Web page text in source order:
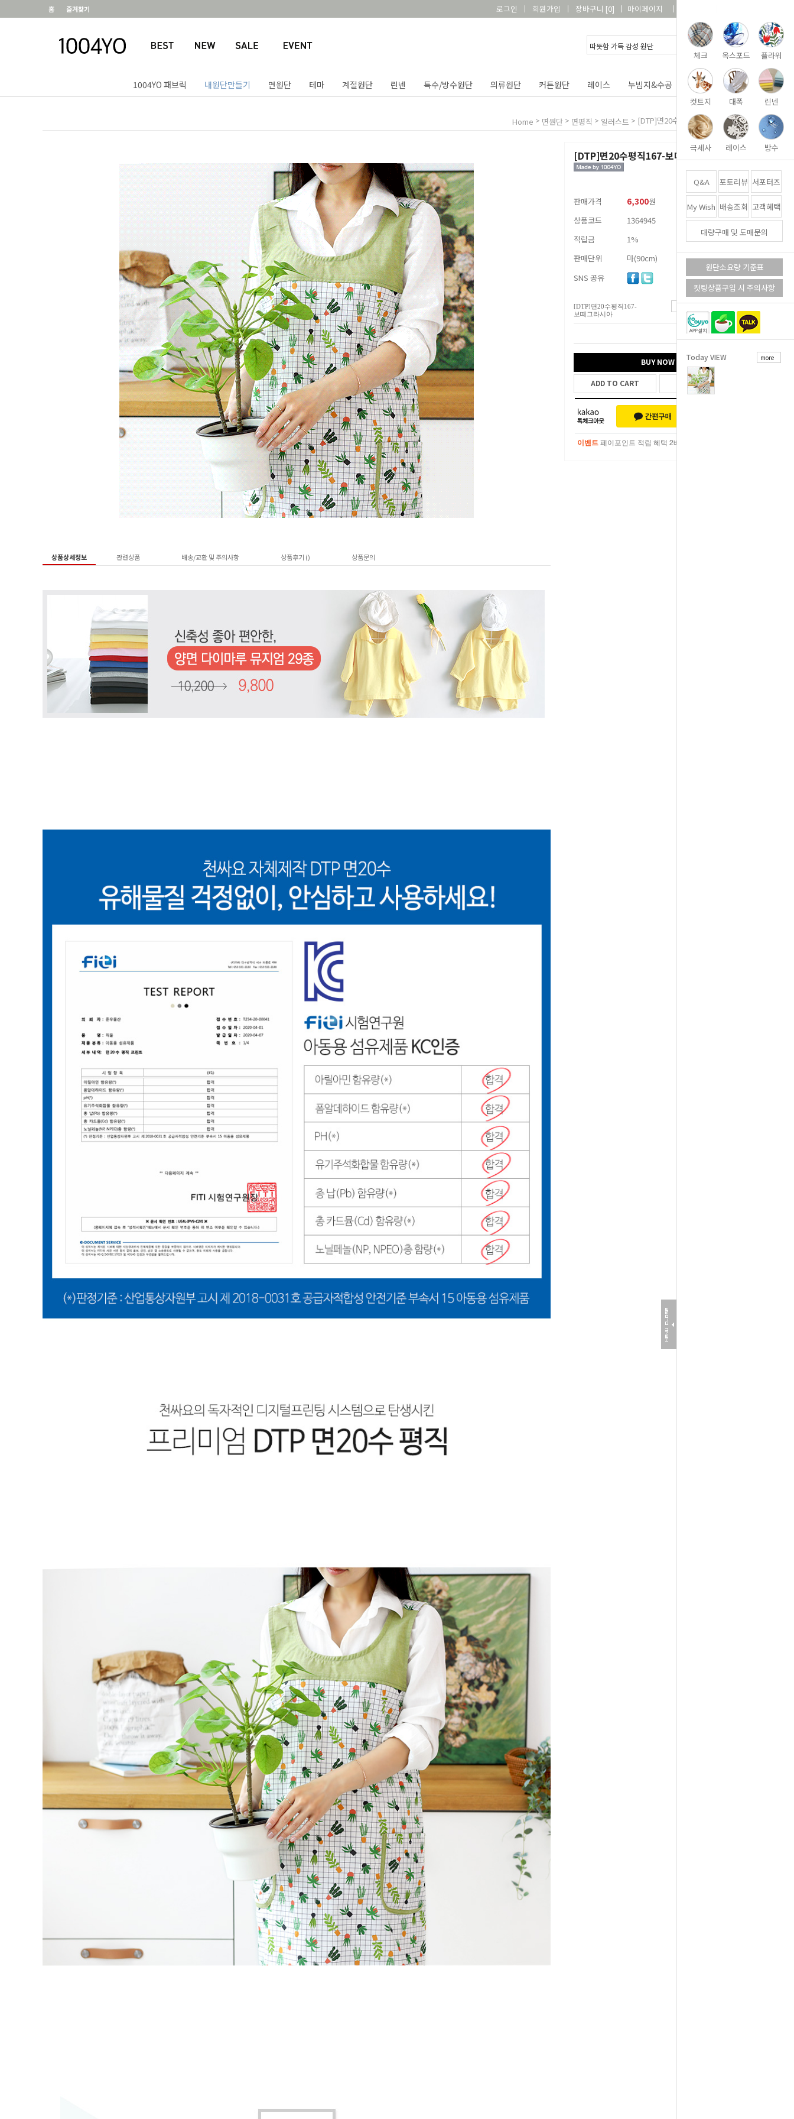
체크 옥스포드 플라워
컷트지 대폭 린넨
극세사 레이스 방수
Q&A 포토리뷰 서포터즈
My Wish 배송조회 고객혜택
대량구매 및 도매문의
원단소요량 기준표
컷팅상품구입 시 주의사항
Today VIEW more
홈 즐겨찾기 로그인 회원가입 장바구니 [0] 마이페이지
1004YO 패브릭 내원단만들기 면원단 테마 계절원단 린넨 특수/방수원단 의류원단 커튼원단 레이스 누빔지&수공 DIY&패키지 부자재
Home > 면원단 > 면평직 > 일러스트 > [DTP]면20수평직167-보떼그라시아
[DTP]면20수평직167-보떼그라시아
판매가격 6,300원
상품코드
1364945
적립금
1%
판매단위
마(90cm)
SNS 공유
[DTP]면20수평직167-
보떼그라시아
총 상품 금액 6,300 원
BUY NOW
ADD TO CART WISH LIST
이벤트 페이포인트 적립 혜택 2배 UP!
상품상세정보 관련상품 배송/교환 및 주의사항 상품후기 () 상품문의